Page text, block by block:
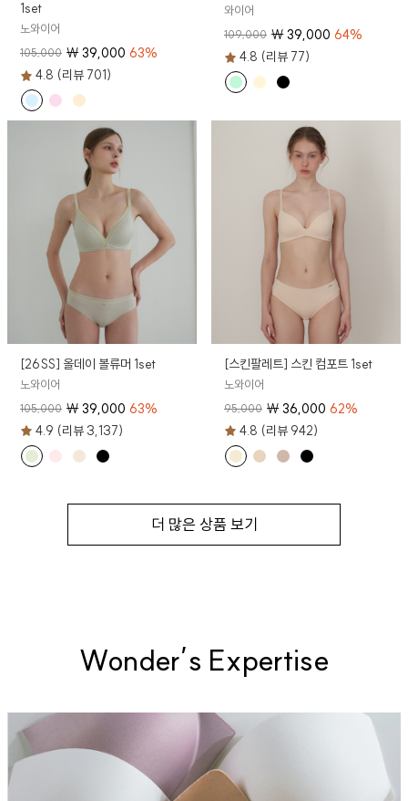
1set
노와이어
105,000 ₩39,000 63%
4.8 (리뷰 701)
와이어
109,000 ₩39,000 64%
4.8 (리뷰 77)
[26SS] 올데이 볼류머 1set
노와이어
105,000 ₩39,000 63%
4.9 (리뷰 3,137)
[스킨팔레트] 스킨 컴포트 1set
노와이어
95,000 ₩36,000 62%
4.8 (리뷰 942)
더 많은 상품 보기
Wonder’s Expertise